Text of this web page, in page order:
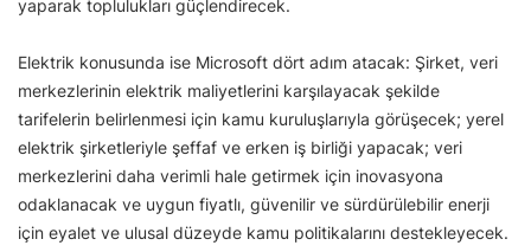
yaparak toplulukları güçlendirecek.
Elektrik konusunda ise Microsoft dört adım atacak: Şirket, veri
merkezlerinin elektrik maliyetlerini karşılayacak şekilde
tarifelerin belirlenmesi için kamu kuruluşlarıyla görüşecek; yerel
elektrik şirketleriyle şeffaf ve erken iş birliği yapacak; veri
merkezlerini daha verimli hale getirmek için inovasyona
odaklanacak ve uygun fiyatlı, güvenilir ve sürdürülebilir enerji
için eyalet ve ulusal düzeyde kamu politikalarını destekleyecek.